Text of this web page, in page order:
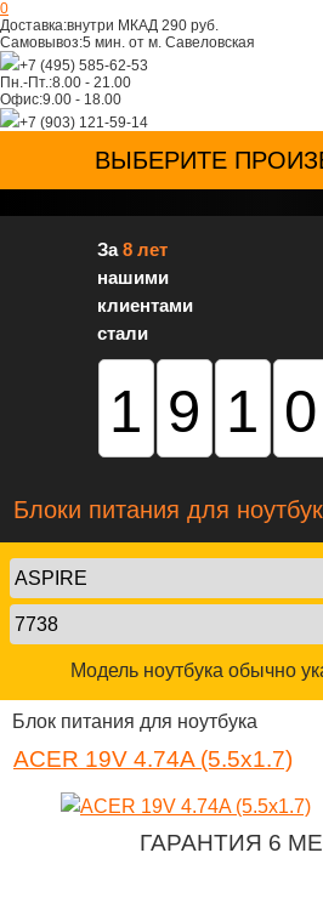
0
Доставка:внутри МКАД 290 руб.
Самовывоз:5 мин. от м. Савеловская
+7 (495) 585-62-53
Пн.-Пт.:8.00 - 21.00
Офис:9.00 - 18.00
+7 (903) 121-59-14
ВЫБЕРИТЕ
За8 лет
нашими
клиентами
стали
Блоки питания для
Модель ноутбука обычно
Блок питания для ноутбука
ACER 19V 4.74A (5.5x1.7)
ГАРАНТИЯ 6